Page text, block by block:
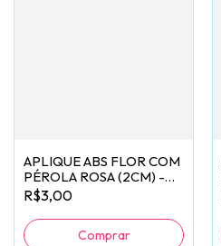
APLIQUE ABS FLOR COM
PÉROLA ROSA (2CM) -
2 UNIDADES
R$3,00